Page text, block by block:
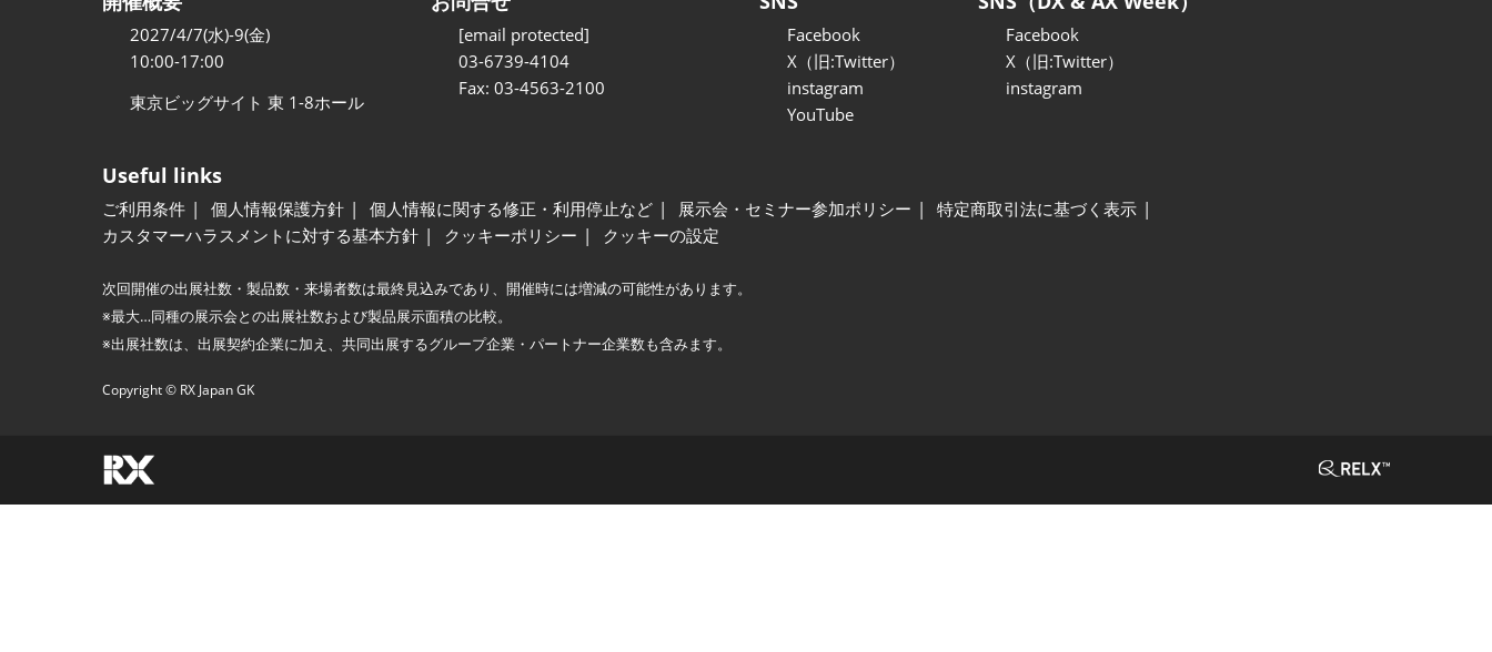
2027/4/7(水)-9(金)
10:00-17:00
東京ビッグサイト 東 1-8ホール
[email protected]
03-6739-4104
Fax: 03-4563-2100
Facebook
X（旧:Twitter）
instagram
YouTube
Facebook
X（旧:Twitter）
instagram
Useful links
ご利用条件 個人情報保護方針 個人情報に関する修正・利用停止など 展示会・セミナー参加ポリシー
特定商取引法に基づく表示
カスタマーハラスメントに対する基本方針
クッキーポリシー クッキーの設定
次回開催の出展社数・製品数・来場者数は最終見込みであり、開催時には増減の可能性があります。
※最大…同種の展示会との出展社数および製品展示面積の比較。
※出展社数は、出展契約企業に加え、共同出展するグループ企業・パートナー企業数も含みます。
Copyright © RX Japan GK